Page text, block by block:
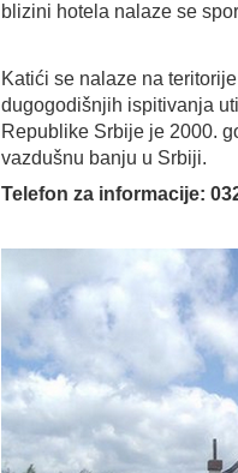
blizini hotela nalaze se
Katići se nalaze na
dugogodišnjih ispitivanja
Republike Srbije je 2000.
vazdušnu banju u Srbiji.
Telefon za informacije: